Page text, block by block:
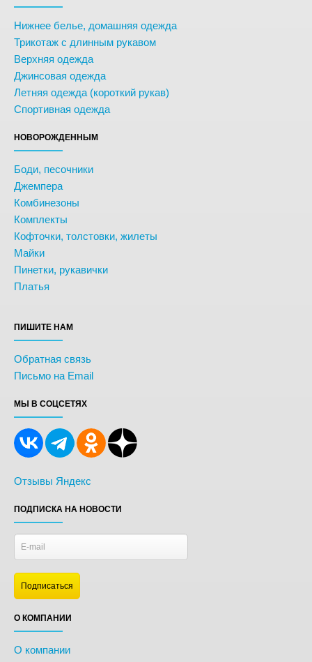
Нижнее белье, домашняя одежда
Трикотаж с длинным рукавом
Верхняя одежда
Джинсовая одежда
Летняя одежда (короткий рукав)
Спортивная одежда
НОВОРОЖДЕННЫМ
Боди, песочники
Джемпера
Комбинезоны
Комплекты
Кофточки, толстовки, жилеты
Майки
Пинетки, рукавички
Платья
ПИШИТЕ НАМ
Обратная связь
Письмо на Email
МЫ В СОЦСЕТЯХ
Отзывы Яндекс
ПОДПИСКА НА НОВОСТИ
О КОМПАНИИ
О компании